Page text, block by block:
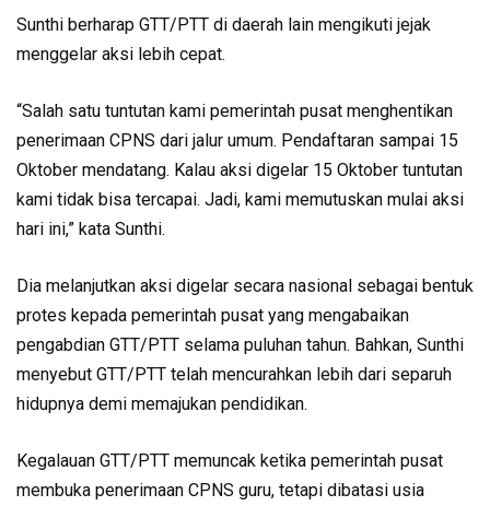
Sunthi berharap GTT/PTT di daerah lain mengikuti jejak
menggelar aksi lebih cepat.
“Salah satu tuntutan kami pemerintah pusat menghentikan
penerimaan CPNS dari jalur umum. Pendaftaran sampai 15
Oktober mendatang. Kalau aksi digelar 15 Oktober tuntutan
kami tidak bisa tercapai. Jadi, kami memutuskan mulai aksi
hari ini,” kata Sunthi.
Dia melanjutkan aksi digelar secara nasional sebagai bentuk
protes kepada pemerintah pusat yang mengabaikan
pengabdian GTT/PTT selama puluhan tahun. Bahkan, Sunthi
menyebut GTT/PTT telah mencurahkan lebih dari separuh
hidupnya demi memajukan pendidikan.
Kegalauan GTT/PTT memuncak ketika pemerintah pusat
membuka penerimaan CPNS guru, tetapi dibatasi usia